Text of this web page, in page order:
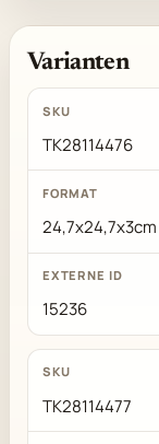
Varianten
TK28114476
24,7x24,7x3cm
15236
TK28114477